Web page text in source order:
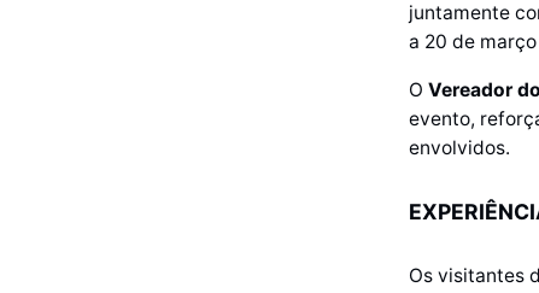
juntamente
a 20 de
O Vereador
evento,
envolvidos.
Os visitantes